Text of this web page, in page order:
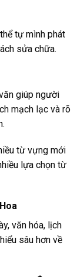
tự mình phát
sửa chữa.
giúp người
mạch lạc và rõ
từ vựng mới
lựa chọn từ
văn hóa, lịch
sâu hơn về